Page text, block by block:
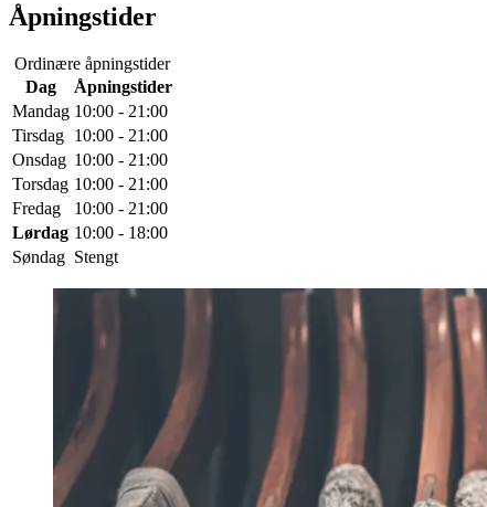
Åpningstider
Ordinære åpningstider
Dag
Åpningstider
Mandag 10:00 - 21:00
Tirsdag 10:00 - 21:00
Onsdag 10:00 - 21:00
Torsdag 10:00 - 21:00
Fredag
10:00 - 21:00
Lørdag 10:00 - 18:00
Søndag Stengt